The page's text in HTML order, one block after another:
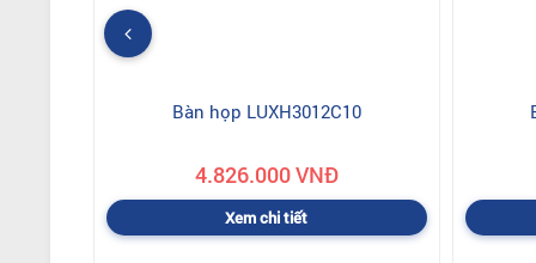
Bàn họp LUXH3012C10
4.826.000 VNĐ
Xem chi tiết